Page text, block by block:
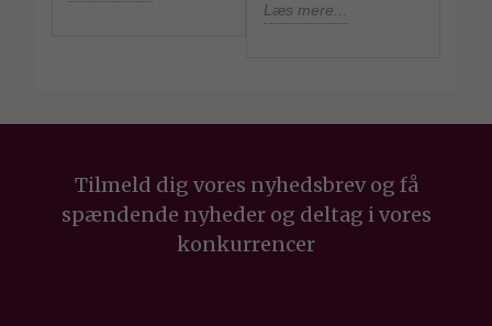
Læs mere...
Tilmeld dig vores nyhedsbrev og få
spændende nyheder og deltag i vores
konkurrencer